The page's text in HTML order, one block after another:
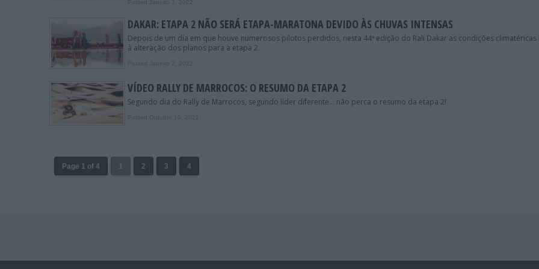
Posted Janeiro 3, 2022
DAKAR: ETAPA 2 NÃO SERÁ ETAPA-MARATONA DEVIDO ÀS CHUVAS INTENSAS
Depois de um dia em que houve numerosos pilotos perdidos, nesta 44ª edição do Rali Dakar as condições climatéricas
à alteração dos planos para a etapa 2.
Posted Janeiro 2, 2022
VÍDEO RALLY DE MARROCOS: O RESUMO DA ETAPA 2
Segundo dia do Rally de Marrocos, segundo líder diferente… não perca o resumo da etapa 2!
Posted Outubro 10, 2021
Page 1 of 4 1 2 3 4